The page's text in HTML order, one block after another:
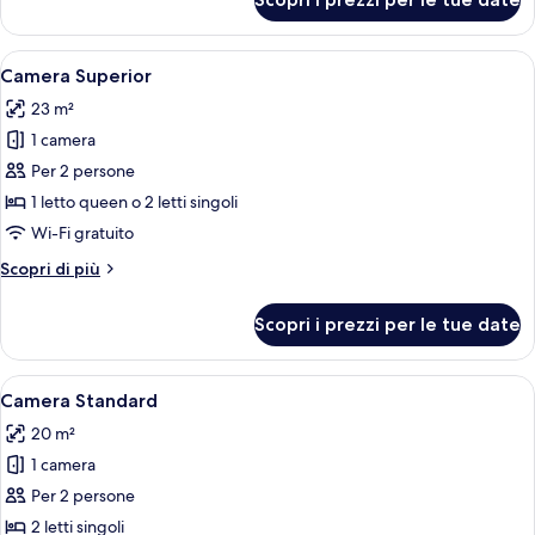
Room
Apri
tutte
le
foto
per
Camera
Superior
Una camera d'albergo moderna con
15
Camera Superior
23 m²
1 camera
Per 2 persone
1 letto queen o 2 letti singoli
Wi-Fi gratuito
Scopri di più
Altri
Superior
Scopri i prezzi per le tue date
Apri
tutte
le
foto
per
Camera
Una camera d'albergo moderna con
13
Camera Standard
20 m²
1 camera
Per 2 persone
2 letti singoli